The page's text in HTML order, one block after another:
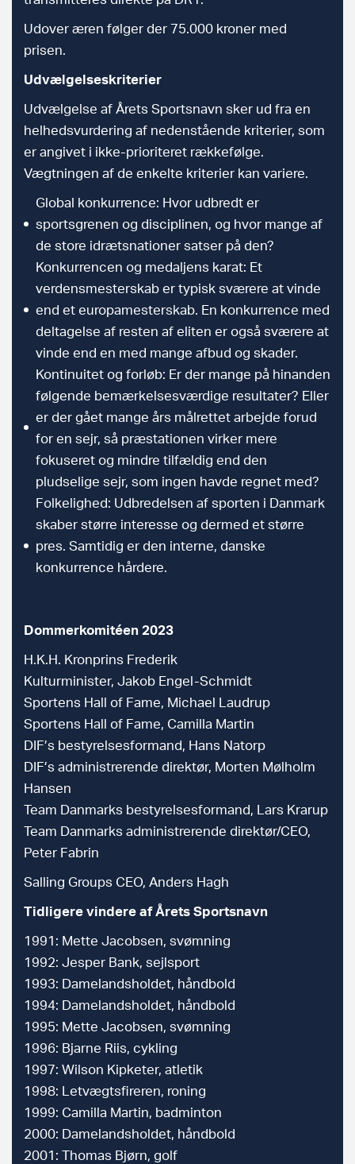
Udover æren følger der 75.000 kroner med
prisen.
Udvælgelseskriterier
Udvælgelse af Årets Sportsnavn sker ud fra en
helhedsvurdering af nedenstående kriterier, som
er angivet i ikke-prioriteret rækkefølge.
Vægtningen af de enkelte kriterier kan variere.
Global konkurrence: Hvor udbredt er
sportsgrenen og disciplinen, og hvor mange af
de store idrætsnationer satser på den?
Konkurrencen og medaljens karat: Et
verdensmesterskab er typisk sværere at vinde
end et europamesterskab. En konkurrence med
deltagelse af resten af eliten er også sværere at
vinde end en med mange afbud og skader.
Kontinuitet og forløb: Er der mange på hinanden
følgende bemærkelsesværdige resultater? Eller
er der gået mange års målrettet arbejde forud
for en sejr, så præstationen virker mere
fokuseret og mindre tilfældig end den
pludselige sejr, som ingen havde regnet med?
Folkelighed: Udbredelsen af sporten i Danmark
skaber større interesse og dermed et større
pres. Samtidig er den interne, danske
konkurrence hårdere.
Dommerkomitéen 2023
H.K.H. Kronprins Frederik
Kulturminister, Jakob Engel-Schmidt
Sportens Hall of Fame, Michael Laudrup
Sportens Hall of Fame, Camilla Martin
DIF’s bestyrelsesformand, Hans Natorp
DIF’s administrerende direktør, Morten Mølholm
Hansen
Team Danmarks bestyrelsesformand, Lars Krarup
Team Danmarks administrerende direktør/CEO,
Peter Fabrin
Salling Groups CEO, Anders Hagh
Tidligere vindere af Årets Sportsnavn
1991: Mette Jacobsen, svømning
1992: Jesper Bank, sejlsport
1993: Damelandsholdet, håndbold
1994: Damelandsholdet, håndbold
1995: Mette Jacobsen, svømning
1996: Bjarne Riis, cykling
1997: Wilson Kipketer, atletik
1998: Letvægtsfireren, roning
1999: Camilla Martin, badminton
2000: Damelandsholdet, håndbold
2001: Thomas Bjørn, golf